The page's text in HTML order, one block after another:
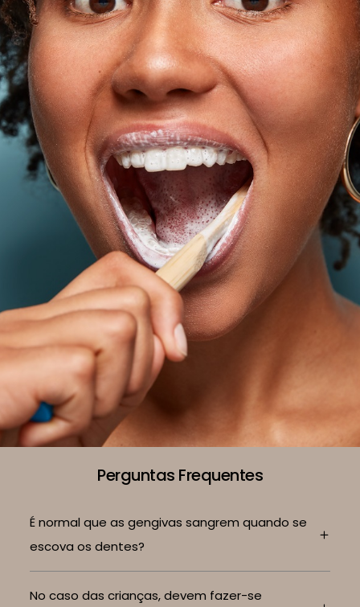
Perguntas Frequentes
É normal que as gengivas sangrem quando se
escova os dentes?
No caso das crianças, devem fazer-se